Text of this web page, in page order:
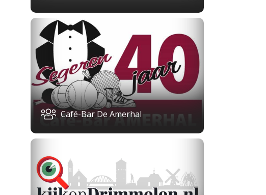
Café-Bar De Amerhal